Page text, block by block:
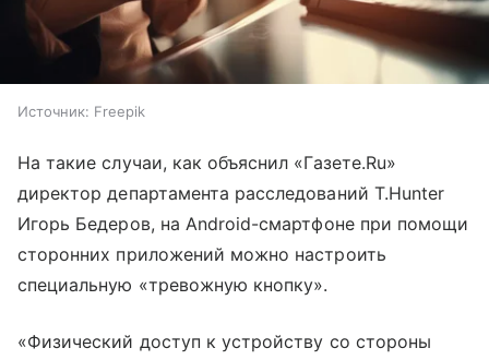
Источник: Freepik
На такие случаи, как объяснил «Газете.Ru»
директор департамента расследований T.Hunter
Игорь Бедеров, на Android-смартфоне при помощи
сторонних приложений можно настроить
специальную «тревожную кнопку».
«Физический доступ к устройству со стороны